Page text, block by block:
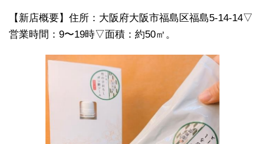
【新店概要】住所：大阪府大阪市福島区福島5-14-14▽
営業時間：9〜19時▽面積：約50㎡。